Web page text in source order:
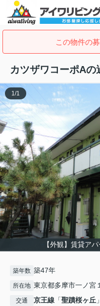
この物件の
カツザワコーポAの
【外観】賃貸ア
1/1
築年数 築47年
所在地 東京都多摩市一ノ宮
交通 京王線 「聖蹟桜ヶ丘